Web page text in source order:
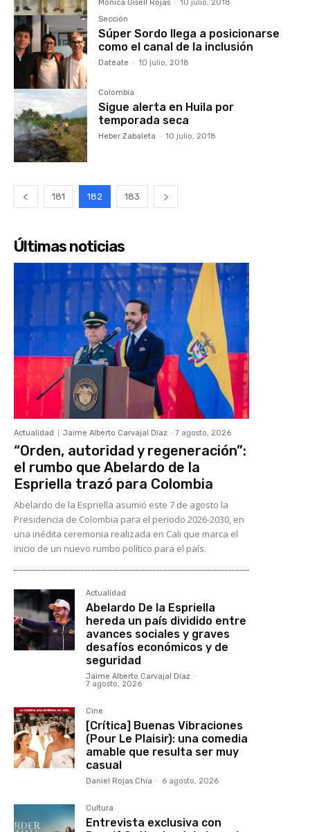
Mónica Gisell Rojas - 10 julio, 2018
Sección
Súper Sordo llega a posicionarse
como el canal de la inclusión
Datéate - 10 julio, 2018
Colombia
Sigue alerta en Huila por
temporada seca
Heber Zabaleta - 10 julio, 2018
181 182 183
Últimas noticias
Actualidad Jaime Alberto Carvajal Díaz - 7 agosto, 2026
“Orden, autoridad y regeneración”:
el rumbo que Abelardo de la
Espriella trazó para Colombia
Abelardo de la Espriella asumió este 7 de agosto la
Presidencia de Colombia para el periodo 2026-2030, en
una inédita ceremonia realizada en Cali que marca el
inicio de un nuevo rumbo político para el país.
Actualidad
Abelardo De la Espriella
hereda un país dividido entre
avances sociales y graves
desafíos económicos y de
seguridad
Jaime Alberto Carvajal Díaz -
7 agosto, 2026
Cine
[Crítica] Buenas Vibraciones
(Pour Le Plaisir): una comedia
amable que resulta ser muy
casual
Daniel Rojas Chía - 6 agosto, 2026
Cultura
Entrevista exclusiva con